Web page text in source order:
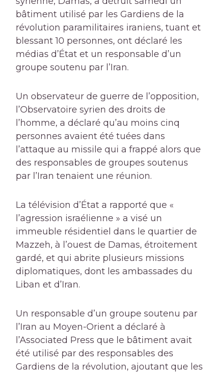
bâtiment utilisé par les Gardiens de la
révolution paramilitaires iraniens, tuant et
blessant 10 personnes, ont déclaré les
médias d’État et un responsable d’un
groupe soutenu par l’Iran.
Un observateur de guerre de l’opposition,
l’Observatoire syrien des droits de
l’homme, a déclaré qu’au moins cinq
personnes avaient été tuées dans
l’attaque au missile qui a frappé alors que
des responsables de groupes soutenus
par l’Iran tenaient une réunion.
La télévision d’État a rapporté que «
l’agression israélienne » a visé un
immeuble résidentiel dans le quartier de
Mazzeh, à l’ouest de Damas, étroitement
gardé, et qui abrite plusieurs missions
diplomatiques, dont les ambassades du
Liban et d’Iran.
Un responsable d’un groupe soutenu par
l’Iran au Moyen-Orient a déclaré à
l’Associated Press que le bâtiment avait
été utilisé par des responsables des
Gardiens de la révolution, ajoutant que les